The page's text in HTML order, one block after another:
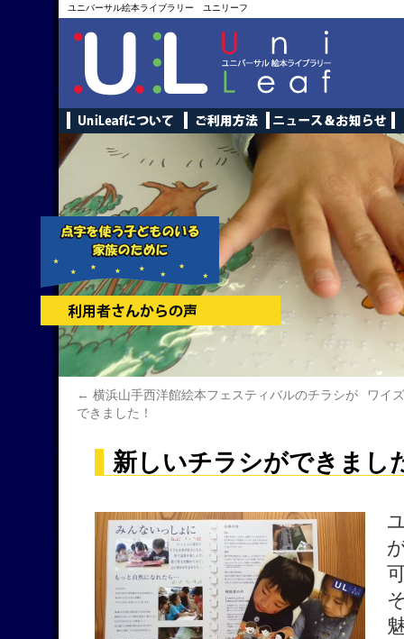
ユニバーサル絵本ライブラリー ユニリーフ
← 横浜山手西洋館絵本フェスティバルのチラシが
できました！
ワイ
新しいチラシができまし